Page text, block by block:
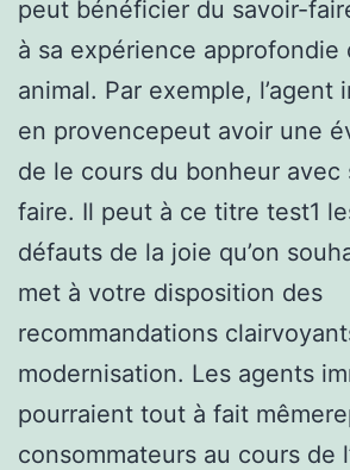
peut bénéficier du savoir-
à sa expérience approfondie
animal. Par exemple, l’agent
en provencepeut avoir une
de le cours du bonheur avec
faire. Il peut à ce titre test1
défauts de la joie qu’on
met à votre disposition des
recommandations
modernisation. Les agents
pourraient tout à fait
consommateurs au cours de